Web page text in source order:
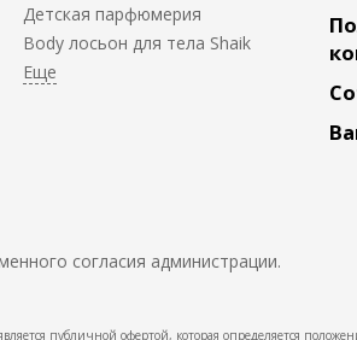
Детская парфюмерия
Body лосьон для тела Shaik
согласия администрации.
публичной офертой, которая определяется